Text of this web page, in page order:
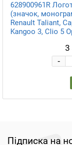
628900961R
(значок,
Renault Taliant,
Kangoo 3, Clio 5
3
-
Підписка на